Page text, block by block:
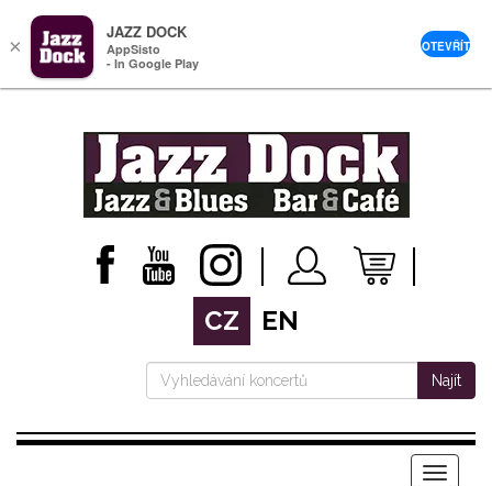
CZ EN
Najít
Menu
×
JAZZ DOCK
AppSisto
- In Google Play
OTEVŘÍT